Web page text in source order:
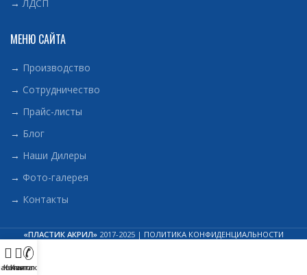
→ЛДСП
МЕНЮ САЙТА
→ Производство
→ Сотрудничество
→ Прайс-листы
→ Блог
→ Наши Дилеры
→ Фото-галерея
→ Контакты
«ПЛАСТИК АКРИЛ» 2017-2025 | ПОЛИТИКА КОНФИДЕНЦИАЛЬНОСТИ
Каталог
Контакты